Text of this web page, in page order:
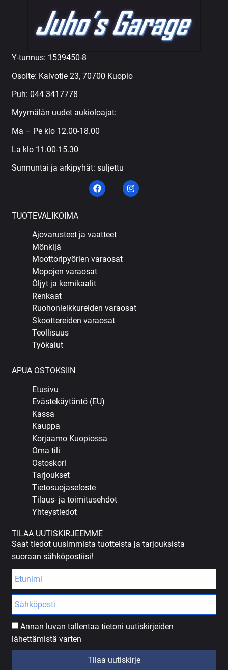
Y-tunnus: 1539450-8
Osoite: Kaivotie 23, 70700 Kuopio
Puh: 044 3417778
Myymälän uudet aukioloajat:
Ma – Pe klo 12.00-18.00
La klo 11.00-15.30
Sunnuntai ja arkipyhät: suljettu
TUOTEVALIKOIMA
Ajovarusteet ja vaatteet
Mönkijä
Moottoripyörien varaosat
Mopojen varaosat
Öljyt ja kemikaalit
Renkaat
Ruohonleikkureiden varaosat
Skoottereiden varaosat
Teollisuus
Työkalut
APUA OSTOKSIIN
Etusivu
Evästekäytäntö (EU)
Kassa
Kauppa
Korjaamo Kuopiossa
Oma tili
Ostoskori
Tarjoukset
Tietosuojaseloste
Tilaus- ja toimitusehdot
Yhteystiedot
TILAA UUTISKIRJEEMME
Saat tiedot uusimmista tuotteista ja tarjouksista
suoraan sähköpostiisi!
Annan luvan tallentaa tietoni uutiskirjeiden
lähettämistä varten
Tilaa uutiskirje